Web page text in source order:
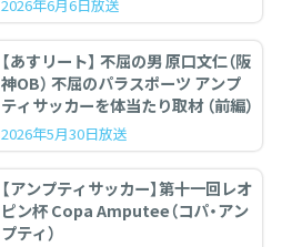
2026年6月6日放送
【あすリート】 不屈の男 原口文仁（阪
神OB） 不屈のパラスポーツ アンプ
ティサッカーを体当たり取材 （前編）
2026年5月30日放送
【アンプティサッカー】第十一回レオ
ピン杯 Copa Amputee（コパ・アン
プティ）